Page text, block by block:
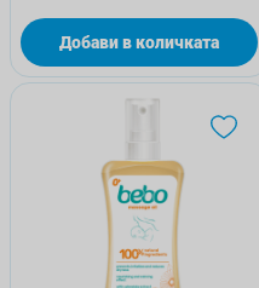
Добави в количката